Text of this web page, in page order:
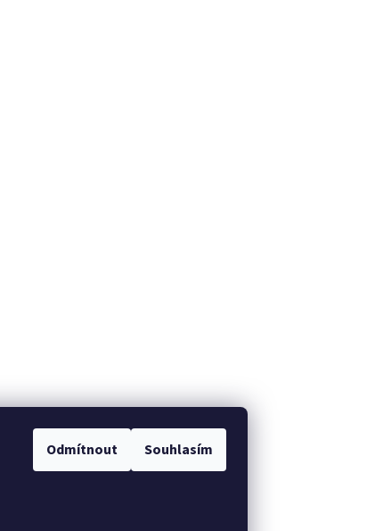
Odmítnout Souhlasím